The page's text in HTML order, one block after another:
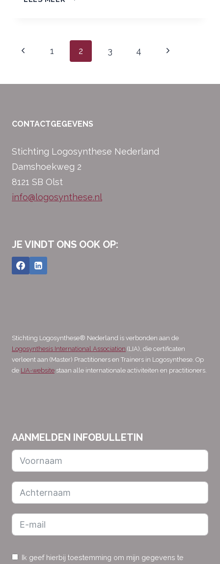
SEPTEMBER
Paginanavigatie
Vorige
1 2 3 4
Volgende
CONTACTGEGEVENS
Stichting Logosynthese Nederland
Damshoekweg 2
8121 SB Olst
info@logosynthese.nl
JE VINDT ONS OOK OP:
Stichting Logosynthese® Nederland is verbonden aan de
Logosynthesis International Association (LIA), die certificaten
verleent aan (Master) Practitioners en Trainers in Logosynthese. Op
de LIA-website staan alle internationale activiteiten en practitioners.
AANMELDEN INFOBULLETIN
Ik geef hierbij toestemming om mijn gegevens te